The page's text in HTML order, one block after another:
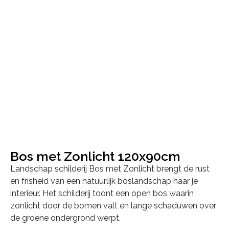
Bos met Zonlicht 120x90cm
Landschap schilderij Bos met Zonlicht brengt de rust
en frisheid van een natuurlijk boslandschap naar je
interieur. Het schilderij toont een open bos waarin
zonlicht door de bomen valt en lange schaduwen over
de groene ondergrond werpt.